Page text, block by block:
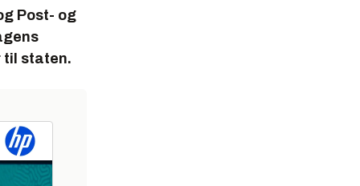
Post- og
til staten.